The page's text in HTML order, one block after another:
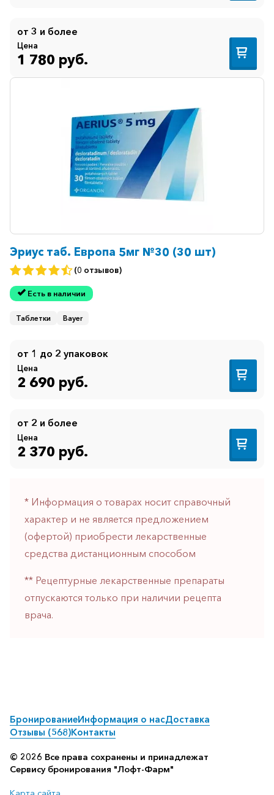
от 3 и более
Цена
1 780 руб.
Эриус таб. Европа 5мг №30 (30 шт)
(0 отзывов)
Есть в наличии
Таблетки Bayer
от 1 до 2 упаковок
Цена
2 690 руб.
от 2 и более
Цена
2 370 руб.
* Информация о товарах носит справочный
характер и не является предложением
(офертой) приобрести лекарственные
средства дистанционным способом
** Рецептурные лекарственные препараты
отпускаются только при наличии рецепта
врача.
БронированиеИнформация о насДоставка
Отзывы (568)Контакты
© 2026 Все права сохранены и принадлежат
Сервису бронирования "Лофт-Фарм"